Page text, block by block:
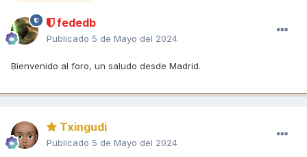
fededb
Publicado 5 de Mayo del 2024
Bienvenido al foro, un saludo desde Madrid.
Txingudi
Publicado 5 de Mayo del 2024